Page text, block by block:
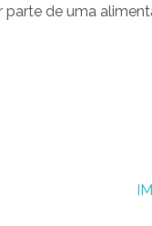
de uma